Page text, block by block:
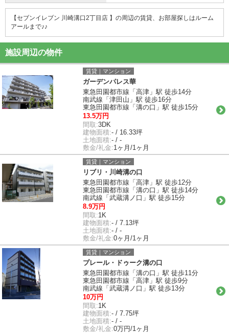
【セブンイレブン 川崎溝口2丁目店 】の周辺の賃貸、お部屋探しは ルーム
アールまで♪♪
施設周辺の物件
賃貸｜マンション
ガーデンパレス華
東急田園都市線「高津」駅 徒歩14分
南武線「津田山」駅 徒歩16分
東急田園都市線「溝の口」駅 徒歩15分
13.5万円
間取:3DK
建物面積:- / 16.33坪
土地面積:- / -
敷金/礼金:1ヶ月/1ヶ月
賃貸｜マンション
リブリ・川崎溝の口
東急田園都市線「高津」駅 徒歩12分
東急田園都市線「溝の口」駅 徒歩14分
南武線「武蔵溝ノ口」駅 徒歩15分
8.9万円
間取:1K
建物面積:- / 7.13坪
土地面積:- / -
敷金/礼金:0ヶ月/1ヶ月
賃貸｜マンション
プレール・ドゥーク溝の口
東急田園都市線「溝の口」駅 徒歩11分
東急田園都市線「高津」駅 徒歩9分
南武線「武蔵溝ノ口」駅 徒歩13分
10万円
間取:1K
建物面積:- / 7.75坪
土地面積:- / -
敷金/礼金:0万円/1ヶ月